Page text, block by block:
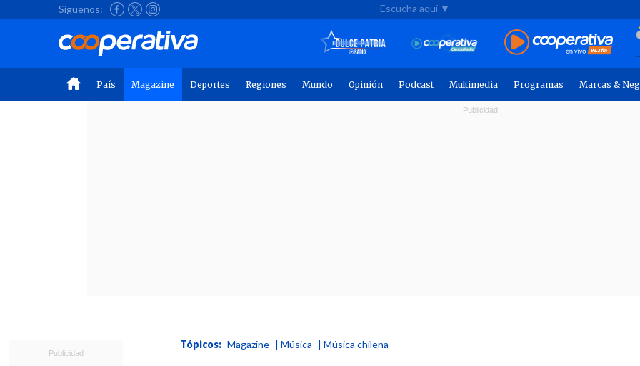
Síguenos: Escucha aquí ▼
País Magazine Deportes Regiones Mundo Opinión Podcast Multimedia Programas Marcas &
Tópicos: Magazine | Música | Música chilena